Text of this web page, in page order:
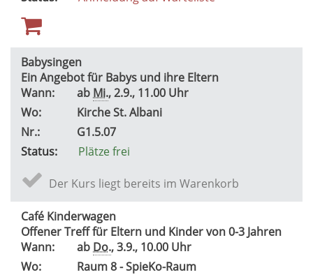
Babysingen
Ein Angebot für Babys und ihre Eltern
Wann:
ab Mi., 2.9., 11.00 Uhr
Wo:
Kirche St. Albani
Nr.:
G1.5.07
Status:
Plätze frei
Der Kurs liegt bereits im Warenkorb
Café Kinderwagen
Offener Treff für Eltern und Kinder von 0-3 Jahren
Wann:
ab Do., 3.9., 10.00 Uhr
Wo:
Raum 8 - SpieKo-Raum